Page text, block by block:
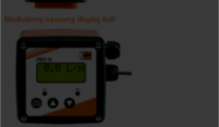
Modulárny násuvný displej AUF